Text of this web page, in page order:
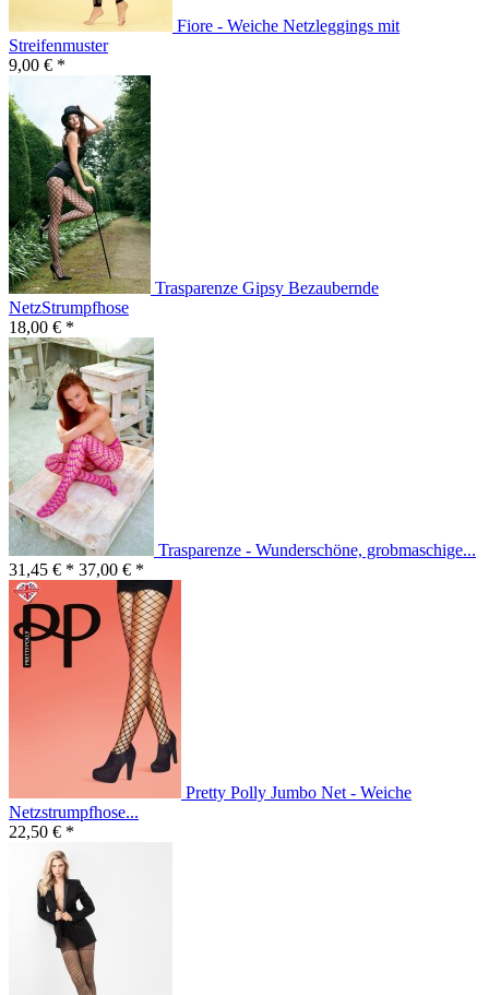
Fiore - Weiche Netzleggings mit
Streifenmuster
9,00 € *
Trasparenze Gipsy Bezaubernde
NetzStrumpfhose
18,00 € *
Trasparenze - Wunderschöne, grobmaschige...
31,45 € * 37,00 € *
Pretty Polly Jumbo Net - Weiche
Netzstrumpfhose...
22,50 € *